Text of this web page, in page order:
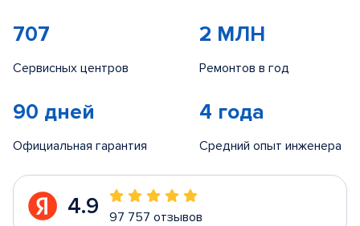
707
Сервисных центров
2 МЛН
Ремонтов в год
90 дней
Официальная гарантия
4 года
Средний опыт инженера
4.9 97 757 отзывов